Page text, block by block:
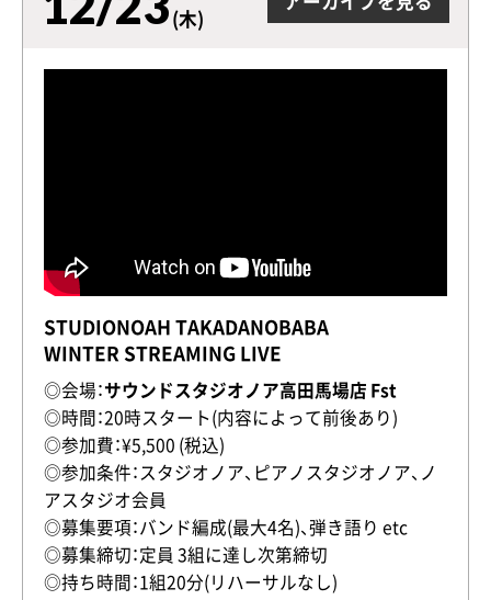
(木)
STUDIONOAH TAKADANOBABA
WINTER STREAMING LIVE
◎会場：サウンドスタジオノア高田馬場店 Fst
◎時間：20時スタート(内容によって前後あり)
◎参加費：¥5,500 (税込)
◎参加条件：スタジオノア、ピアノスタジオノア、ノ
アスタジオ会員
◎募集要項：バンド編成(最大4名)、弾き語り etc
◎募集締切：定員 3組に達し次第締切
◎持ち時間：1組20分(リハーサルなし)